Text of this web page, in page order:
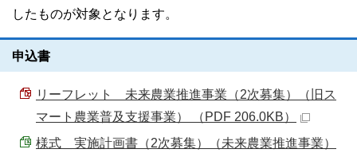
したものが対象となります。
申込書
リーフレット 未来農業推進事業（2次募集）（旧ス
マート農業普及支援事業） （PDF 206.0KB）
様式＿実施計画書（2次募集）（未来農業推進事業）